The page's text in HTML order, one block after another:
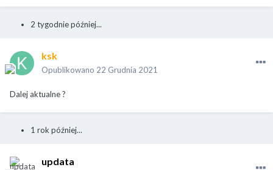
2 tygodnie później...
ksk
Opublikowano 22 Grudnia 2021
Dalej aktualne ?
1 rok później...
updata